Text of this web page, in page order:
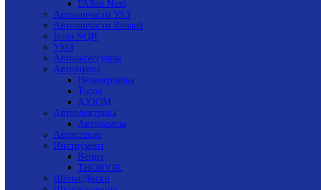
ГАЗон Next
Автозапчасти УАЗ
Автозапчасти Renault
Isuzu NQR
УМЗ
Автоаксессуары
Автохимия
Незамерзайка
Тосол
AXIOM
Автоэлектрика
Автолампы
Автостекло
Инструмент
Berger
THORVIK
Шины/Диски